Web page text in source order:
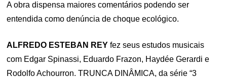
A obra dispensa maiores comentários podendo ser
entendida como denúncia de choque ecológico.
ALFREDO ESTEBAN REY fez seus estudos musicais
com Edgar Spinassi, Eduardo Frazon, Haydée Gerardi e
Rodolfo Achourron. TRUNCA DINÂMICA, da série “3